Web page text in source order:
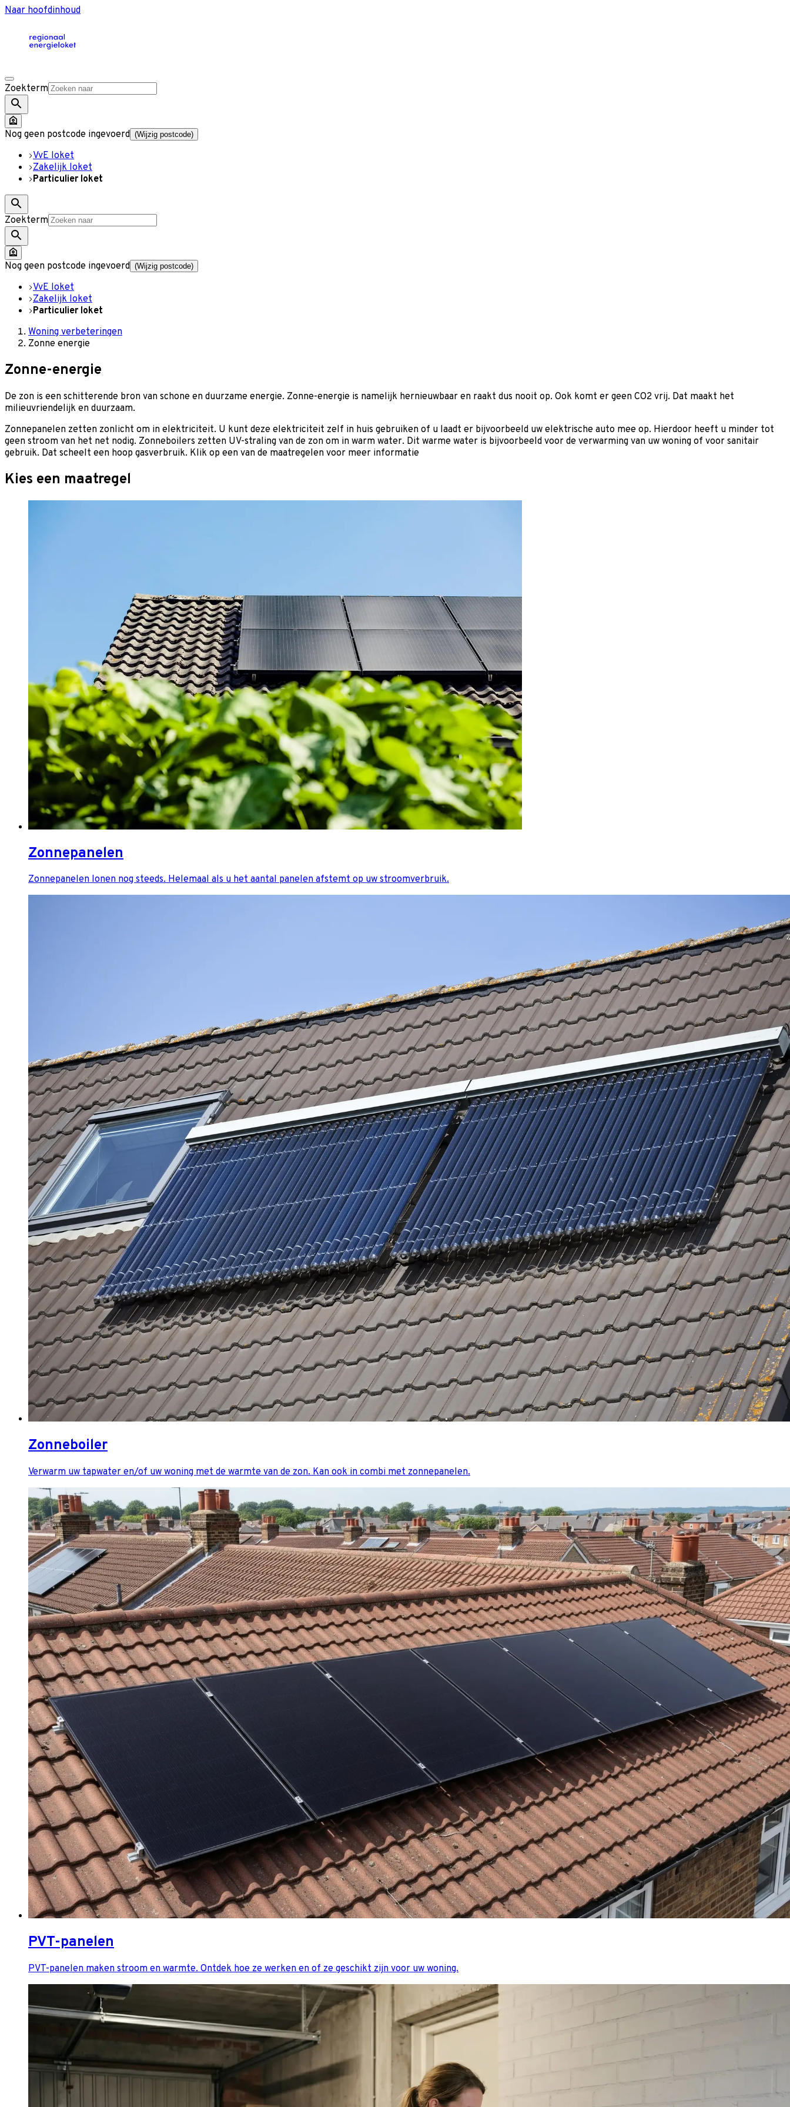
Naar hoofdinhoud
Zoekterm
Nog geen postcode ingevoerd (Wijzig postcode)
VvE loket
Zakelijk loket
Particulier loket
Zoekterm
Nog geen postcode ingevoerd (Wijzig postcode)
VvE loket
Zakelijk loket
Particulier loket
Woning verbeteringen
Zonne energie
Zonne-energie
De zon is een schitterende bron van schone en duurzame energie. Zonne-energie is namelijk hernieuwbaar en raakt dus nooit op. Ook komt er geen CO2 vrij. Dat maakt het
milieuvriendelijk en duurzaam.
Zonnepanelen zetten zonlicht om in elektriciteit. U kunt deze elektriciteit zelf in huis gebruiken of u laadt er bijvoorbeeld uw elektrische auto mee op. Hierdoor heeft u minder tot
geen stroom van het net nodig. Zonneboilers zetten UV-straling van de zon om in warm water. Dit warme water is bijvoorbeeld voor de verwarming van uw woning of voor sanitair
gebruik. Dat scheelt een hoop gasverbruik. Klik op een van de maatregelen voor meer informatie
Kies een maatregel
Zonnepanelen
Zonnepanelen lonen nog steeds. Helemaal als u het aantal panelen afstemt op uw stroomverbruik.
Zonneboiler
Verwarm uw tapwater en/of uw woning met de warmte van de zon. Kan ook in combi met zonnepanelen.
PVT-panelen
PVT-panelen maken stroom en warmte. Ontdek hoe ze werken en of ze geschikt zijn voor uw woning.